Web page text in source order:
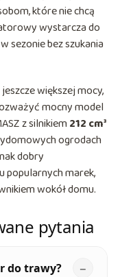
które nie chcą
wystarcza do
sezonie bez szukania
większej mocy,
mocny model
z silnikiem212 cm³
ogrodach
dobry
popularnych marek,
wokół domu.
pytania
do trawy?